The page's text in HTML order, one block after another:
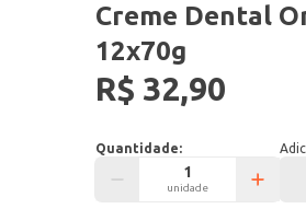
Creme Dental
12x70g
R$ 32,90
Quantidade:
unidade